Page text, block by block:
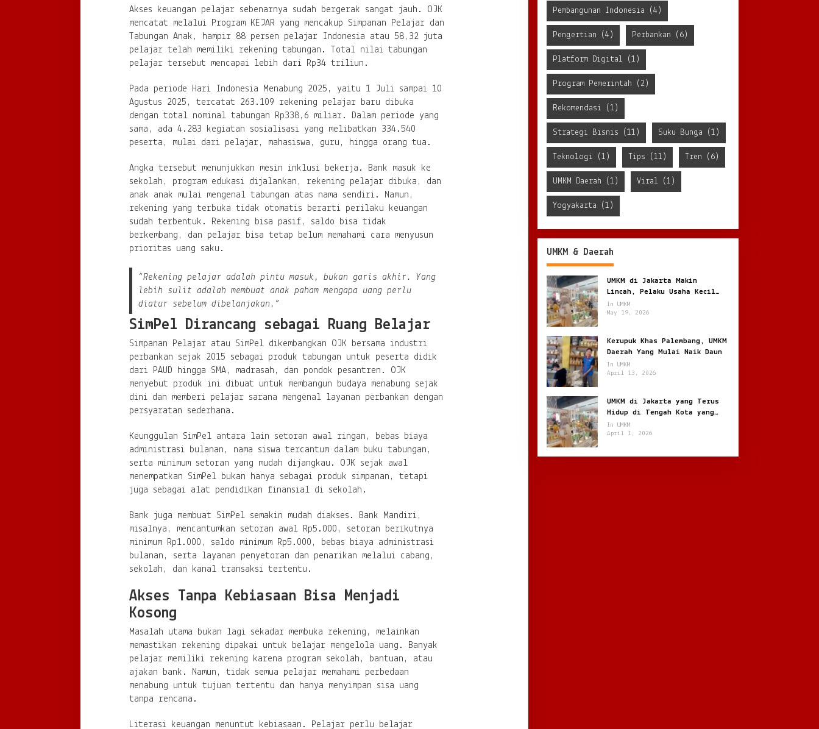
Akses keuangan pelajar sebenarnya sudah bergerak sangat jauh. OJK
mencatat melalui Program KEJAR yang mencakup Simpanan Pelajar dan
Tabungan Anak, hampir 88 persen pelajar Indonesia atau 58,32 juta
pelajar telah memiliki rekening tabungan. Total nilai tabungan
pelajar tersebut mencapai lebih dari Rp34 triliun.
Pada periode Hari Indonesia Menabung 2025, yaitu 1 Juli sampai 10
Agustus 2025, tercatat 263.109 rekening pelajar baru dibuka
dengan total nominal tabungan Rp338,6 miliar. Dalam periode yang
sama, ada 4.283 kegiatan sosialisasi yang melibatkan 334.540
peserta, mulai dari pelajar, mahasiswa, guru, hingga orang tua.
Angka tersebut menunjukkan mesin inklusi bekerja. Bank masuk ke
sekolah, program edukasi dijalankan, rekening pelajar dibuka, dan
anak anak mulai mengenal tabungan atas nama sendiri. Namun,
rekening yang terbuka tidak otomatis berarti perilaku keuangan
sudah terbentuk. Rekening bisa pasif, saldo bisa tidak
berkembang, dan pelajar bisa tetap belum memahami cara menyusun
prioritas uang saku.
“Rekening pelajar adalah pintu masuk, bukan garis akhir. Yang
lebih sulit adalah membuat anak paham mengapa uang perlu
diatur sebelum dibelanjakan.”
SimPel Dirancang sebagai Ruang Belajar
Simpanan Pelajar atau SimPel dikembangkan OJK bersama industri
perbankan sejak 2015 sebagai produk tabungan untuk peserta didik
dari PAUD hingga SMA, madrasah, dan pondok pesantren. OJK
menyebut produk ini dibuat untuk membangun budaya menabung sejak
dini dan memberi pelajar sarana mengenal layanan perbankan dengan
persyaratan sederhana.
Keunggulan SimPel antara lain setoran awal ringan, bebas biaya
administrasi bulanan, nama siswa tercantum dalam buku tabungan,
serta minimum setoran yang mudah dijangkau. OJK sejak awal
menempatkan SimPel bukan hanya sebagai produk simpanan, tetapi
juga sebagai alat pendidikan finansial di sekolah.
Bank juga membuat SimPel semakin mudah diakses. Bank Mandiri,
misalnya, mencantumkan setoran awal Rp5.000, setoran berikutnya
minimum Rp1.000, saldo minimum Rp5.000, bebas biaya administrasi
bulanan, serta layanan penyetoran dan penarikan melalui cabang,
sekolah, dan kanal transaksi tertentu.
Akses Tanpa Kebiasaan Bisa Menjadi
Kosong
Masalah utama bukan lagi sekadar membuka rekening, melainkan
memastikan rekening dipakai untuk belajar mengelola uang. Banyak
pelajar memiliki rekening karena program sekolah, bantuan, atau
ajakan bank. Namun, tidak semua pelajar memahami perbedaan
menabung untuk tujuan tertentu dan hanya menyimpan sisa uang
tanpa rencana.
Literasi keuangan menuntut kebiasaan. Pelajar perlu belajar
Pembangunan Indonesia (4)
Pengertian (4) Perbankan (6)
Platform Digital (1)
Program Pemerintah (2)
Rekomendasi (1)
Strategi Bisnis (11) Suku Bunga (1)
Teknologi (1) Tips (11) Tren (6)
UMKM Daerah (1) Viral (1)
Yogyakarta (1)
UMKM & Daerah
UMKM di Jakarta Makin
Lincah, Pelaku Usaha Kecil
Berburu Peluang di Kota
Besar
In UMKM
May 19, 2026
Kerupuk Khas Palembang, UMKM
Daerah Yang Mulai Naik Daun
In UMKM
April 13, 2026
UMKM di Jakarta yang Terus
Hidup di Tengah Kota yang
Bergerak Cepat
In UMKM
April 1, 2026